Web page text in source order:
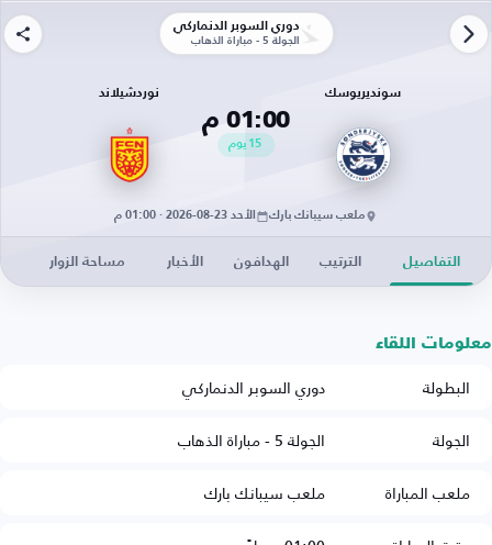
دوري السوبر الدنماركي
الجولة 5 - مباراة الذهاب
سونديريوسك
01:00 م
15 يوم
نوردشيلاند
ملعب سيبانك بارك الأحد 23-08-2026 · 01:00 م
التفاصيل الترتيب الهدافون الأخبار مساحة الزوار
معلومات اللقاء
البطولة
دوري السوبر الدنماركي
الجولة
الجولة 5 - مباراة الذهاب
ملعب المباراة
ملعب سيبانك بارك